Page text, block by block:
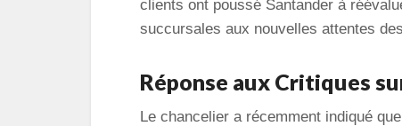
clients ont poussé Santander à
succursales aux nouvelles attentes
Réponse aux Critiques
Le chancelier a récemment indiqué